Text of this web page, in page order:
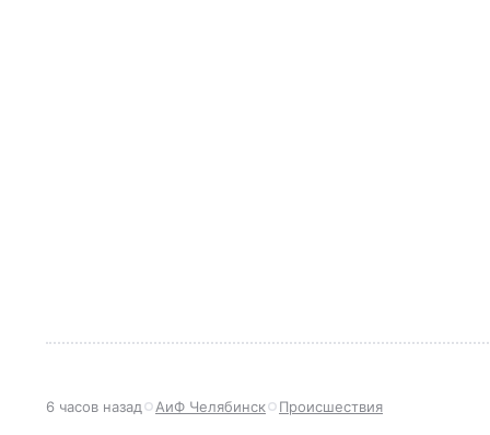
6 часов назад АиФ Челябинск Происшествия